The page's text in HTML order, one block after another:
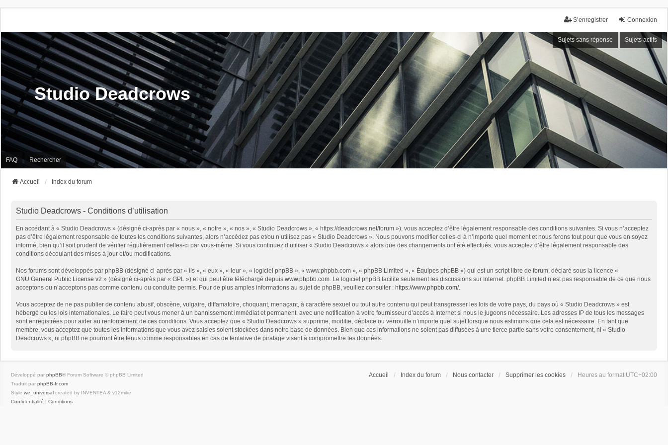
Connexion
S’enregistrer
Sujets sans réponse Sujets actifs
Studio Deadcrows
FAQ Rechercher
Accueil Index du forum
Studio Deadcrows - Conditions d’utilisation
En accédant à « Studio Deadcrows » (désigné ci-après par « nous », « notre », « nos », « Studio Deadcrows », « https://deadcrows.net/forum »), vous acceptez d’être légalement responsable des conditions suivantes. Si vous n’acceptez
pas d’être légalement responsable de toutes les conditions suivantes, alors n’accédez pas et/ou n’utilisez pas « Studio Deadcrows ». Nous pouvons modifier celles-ci à n’importe quel moment et nous ferons tout pour que vous en soyez
informé, bien qu’il soit prudent de vérifier régulièrement celles-ci par vous-même. Si vous continuez d’utiliser « Studio Deadcrows » alors que des changements ont été effectués, vous acceptez d’être légalement responsable des
conditions découlant des mises à jour et/ou modifications.
Nos forums sont développés par phpBB (désigné ci-après par « ils », « eux », « leur », « logiciel phpBB », « www.phpbb.com », « phpBB Limited », « Équipes phpBB ») qui est un script libre de forum, déclaré sous la licence «
GNU General Public License v2 » (désigné ci-après par « GPL ») et qui peut être téléchargé depuis www.phpbb.com. Le logiciel phpBB facilite seulement les discussions sur Internet. phpBB Limited n’est pas responsable de ce que nous
acceptons ou n’acceptons pas comme contenu ou conduite permis. Pour de plus amples informations au sujet de phpBB, veuillez consulter : https://www.phpbb.com/.
Vous acceptez de ne pas publier de contenu abusif, obscène, vulgaire, diffamatoire, choquant, menaçant, à caractère sexuel ou tout autre contenu qui peut transgresser les lois de votre pays, du pays où « Studio Deadcrows » est
hébergé ou les lois internationales. Le faire peut vous mener à un bannissement immédiat et permanent, avec une notification à votre fournisseur d’accès à Internet si nous le jugeons nécessaire. Les adresses IP de tous les messages
sont enregistrées pour aider au renforcement de ces conditions. Vous acceptez que « Studio Deadcrows » supprime, modifie, déplace ou verrouille n’importe quel sujet lorsque nous estimons que cela est nécessaire. En tant que
membre, vous acceptez que toutes les informations que vous avez saisies soient stockées dans notre base de données. Bien que ces informations ne soient pas diffusées à une tierce partie sans votre consentement, ni « Studio
Deadcrows », ni phpBB ne pourront être tenus comme responsables en cas de tentative de piratage visant à compromettre les données.
Accueil Index du forum Nous contacter Supprimer les cookies Heures au format UTC+02:00
Développé par phpBB® Forum Software © phpBB Limited
Traduit par phpBB-fr.com
Style we_universal created by INVENTEA & v12mike
Confidentialité | Conditions